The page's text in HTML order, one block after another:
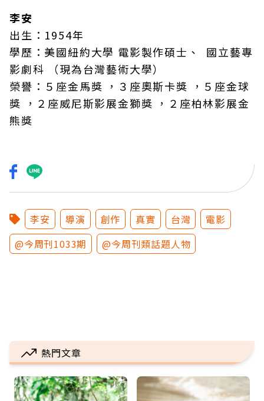
李安
出生：1954年
學歷：美國紐約大學 電影製作碩士、 國立藝專
影劇科 （現為台灣藝術大學）
榮譽：５座金馬獎 ，３座奧斯卡獎 ，５座金球
獎 ，２座威尼斯影展金獅獎 ，２座柏林影展金
熊獎
李安 導演 創作 真實 台灣
電影
@今周刊1033期
@今周刊類話題人物
熱門文章